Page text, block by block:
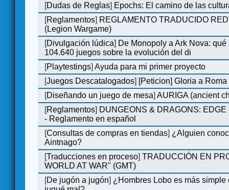
[Dudas de Reglas] Epochs: El camino de las
[Reglamentos] REGLAMENTO TRADUCIDO
(Legion Wargame)
[Divulgación lúdica] De Monopoly a Ark Nova:
104.640 juegos sobre la evolución del di
[Playtestings]Ayuda para mi primer proyecto
[Juegos Descatalogados] [Peticion] Gloria a Roma
[Diseñando un juego de mesa]AURIGA (ancient
[Reglamentos] DUNGEONS & DRAGONS:
- Reglamento en español
[Consultas de compras en tiendas] ¿Alguien
Aintnago?
[Traducciones en proceso]TRADUCCIÓN EN
WORLD AT WAR" (GMT)
[De jugón a jugón] ¿Hombres Lobo es más simple